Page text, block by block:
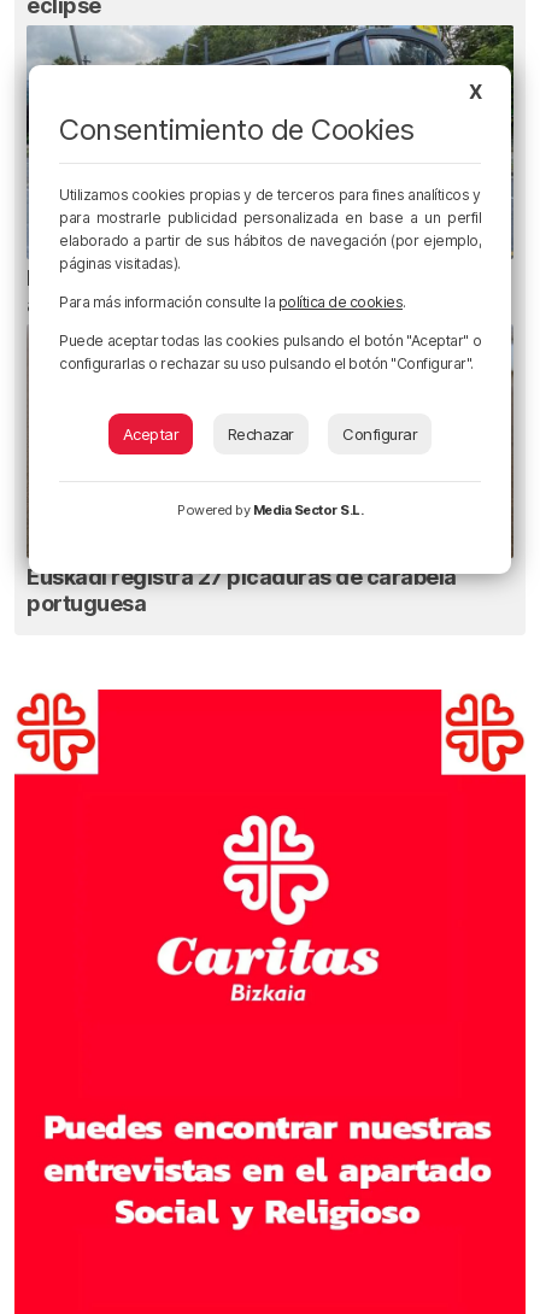
eclipse
Planes para esta semana en Bilbao, Bizkaia y
alrededores: del 4 al 10 de agosto
Euskadi registra 27 picaduras de carabela
portuguesa
X
Consentimiento de Cookies
Utilizamos cookies propias y de terceros para fines analíticos y
para mostrarle publicidad personalizada en base a un perfil
elaborado a partir de sus hábitos de navegación (por ejemplo,
páginas visitadas).
Para más información consulte la política de cookies.
Puede aceptar todas las cookies pulsando el botón "Aceptar" o
configurarlas o rechazar su uso pulsando el botón "Configurar".
Aceptar Rechazar Configurar
Powered by Media Sector S.L.